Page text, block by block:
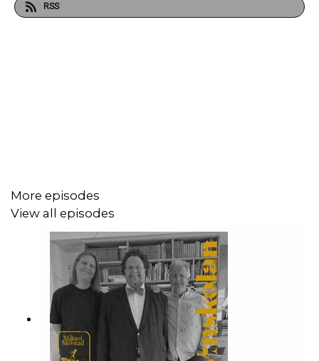
Och vilka enorma framsteg som Sverige gjort på den
RSS
More episodes
View all episodes